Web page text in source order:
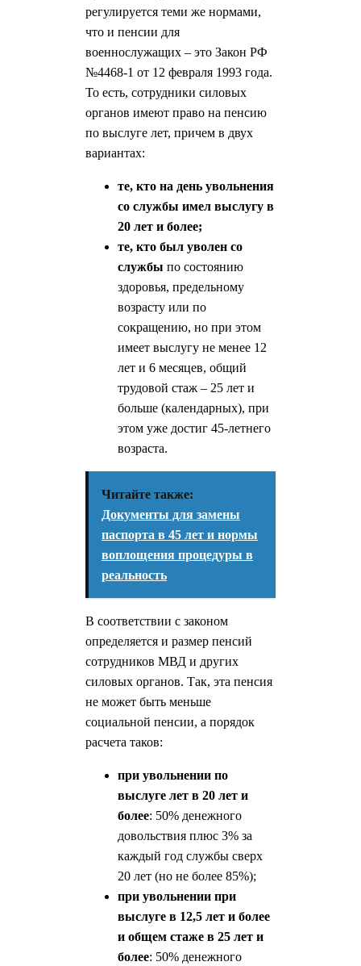
регулируется теми же нормами,
что и пенсии для
военнослужащих – это Закон РФ
№4468-1 от 12 февраля 1993 года.
То есть, сотрудники силовых
органов имеют право на пенсию
по выслуге лет, причем в двух
вариантах:
те, кто на день увольнения
со службы имел выслугу в
20 лет и более;
те, кто был уволен со
службы по состоянию
здоровья, предельному
возрасту или по
сокращению, но при этом
имеет выслугу не менее 12
лет и 6 месяцев, общий
трудовой стаж – 25 лет и
больше (календарных), при
этом уже достиг 45-летнего
возраста.
Читайте также:
Документы для замены
паспорта в 45 лет и нормы
воплощения процедуры в
реальность
В соответствии с законом
определяется и размер пенсий
сотрудников МВД и других
силовых органов. Так, эта пенсия
не может быть меньше
социальной пенсии, а порядок
расчета таков:
при увольнении по
выслуге лет в 20 лет и
более: 50% денежного
довольствия плюс 3% за
каждый год службы сверх
20 лет (но не более 85%);
при увольнении при
выслуге в 12,5 лет и более
и общем стаже в 25 лет и
более: 50% денежного